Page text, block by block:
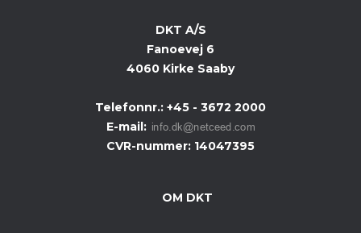
DKT A/S
Fanoevej 6
4060 Kirke Saaby
Telefonnr.: +45 - 3672 2000
E-mail:
CVR-nummer: 14047395
OM DKT